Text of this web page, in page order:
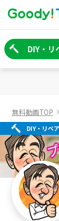
DIY・リ
無料動画TOP
DIY・リペア